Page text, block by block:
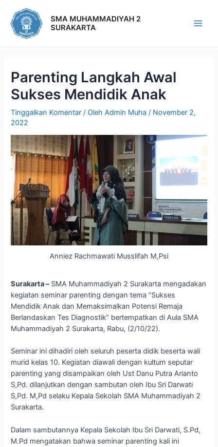
SMA MUHAMMADIYAH 2
SURAKARTA
Parenting Langkah Awal
Sukses Mendidik Anak
Tinggalkan Komentar / OlehAdmin Muha / November 2,
2022
Anniez Rachmawati Musslifah M,Psi
Surakarta –SMA Muhammadiyah 2 Surakarta mengadakan
kegiatan seminar parenting dengan tema “Sukses
Mendidik Anak dan Memaksimalkan Potensi Remaja
Berlandaskan Tes Diagnostik” bertempatkan di Aula SMA
Muhammadiyah 2 Surakarta, Rabu, (2/10/22).
Seminar ini dihadiri oleh seluruh peserta didik beserta wali
murid kelas 10. Kegiatan diawali dengan kultum seputar
parenting yang disampaikan oleh Ust Danu Putra Arianto
S,Pd. dilanjutkan dengan sambutan oleh Ibu Sri Darwati
S,Pd. M,Pd selaku Kepala Sekolah SMA Muhammadiyah 2
Surakarta.
Dalam sambutannya Kepala Sekolah Ibu Sri Darwati, S.Pd,
M.Pd mengatakan bahwa seminar parenting kali ini